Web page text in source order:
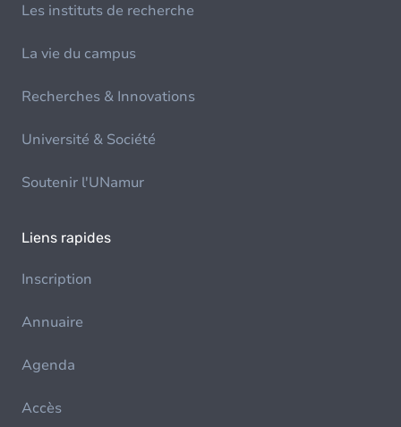
Les instituts de recherche
La vie du campus
Recherches & Innovations
Université & Société
Soutenir l'UNamur
Liens rapides
Inscription
Annuaire
Agenda
Accès